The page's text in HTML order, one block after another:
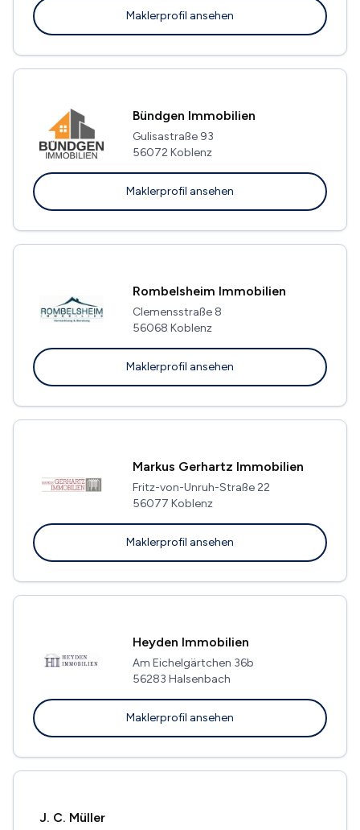
Maklerprofil ansehen
Bündgen Immobilien
Gulisastraße 93
56072 Koblenz
Maklerprofil ansehen
Rombelsheim Immobilien
Clemensstraße 8
56068 Koblenz
Maklerprofil ansehen
Markus Gerhartz Immobilien
Fritz-von-Unruh-Straße 22
56077 Koblenz
Maklerprofil ansehen
Heyden Immobilien
Am Eichelgärtchen 36b
56283 Halsenbach
Maklerprofil ansehen
J. C. Müller